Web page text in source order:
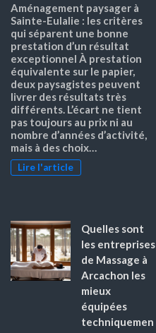
Aménagement paysager à
Sainte-Eulalie : les critères
qui séparent une bonne
prestation d’un résultat
exceptionnel À prestation
équivalente sur le papier,
deux paysagistes peuvent
livrer des résultats très
différents. L’écart ne tient
pas toujours au prix ni au
nombre d’années d’activité,
mais à des choix…
Lire l'article
Quelles sont
les entreprises
de Massage à
Arcachon les
mieux
équipées
techniquemen